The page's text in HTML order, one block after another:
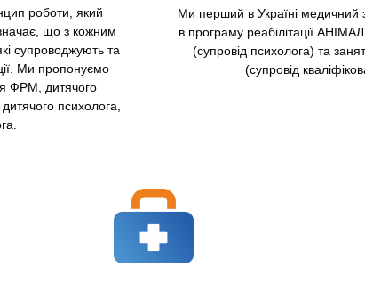
роботи, який
що з кожним
супроводжують та
Ми пропонуємо
ФРМ, дитячого
психолога,
Ми перший в Україні медичний
в програму реабілітації
(супровід психолога) та
(супровід